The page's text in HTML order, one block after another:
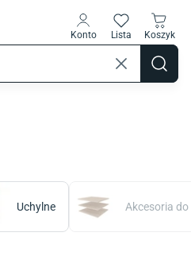
Konto Lista Koszyk
Uchylne Akcesoria